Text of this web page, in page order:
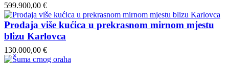
599.900,00 €
Prodaja više kućica u prekrasnom mirnom mjestu
blizu Karlovca
130.000,00 €